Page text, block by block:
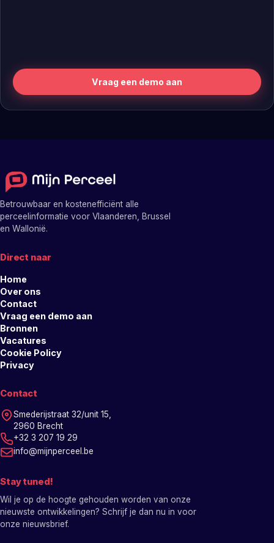
Vraag een demo aan
Betrouwbaar en kostenefficiënt alle
perceelinformatie voor Vlaanderen, Brussel
en Wallonië.
Direct naar
Home
Over ons
Contact
Vraag een demo aan
Bronnen
Vacatures
Cookie Policy
Privacy
Contact
Smederijstraat 32/unit 15,
2960 Brecht
+32 3 207 19 29
info@mijnperceel.be
Stay tuned!
Wil je op de hoogte gehouden worden van onze
nieuwste ontwikkelingen? Schrijf je dan nu in voor
onze nieuwsbrief.